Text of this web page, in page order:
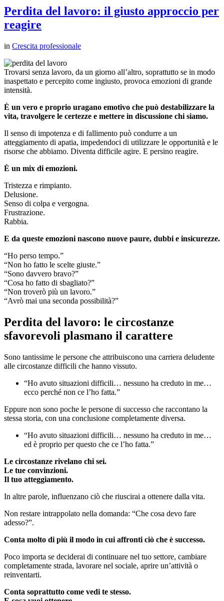
Perdita del lavoro: il giusto approccio per
reagire
in Crescita professionale
Trovarsi senza lavoro, da un giorno all’altro, soprattutto se in modo
inaspettato e percepito come ingiusto, provoca emozioni di grande
intensità.
È un vero e proprio uragano emotivo che può destabilizzare la
vita, travolgere le certezze e mettere in discussione chi siamo.
Il senso di impotenza e di fallimento può condurre a un
atteggiamento di apatia, impedendoci di utilizzare le opportunità e le
risorse che abbiamo. Diventa difficile agire. E persino reagire.
È un mix di emozioni.
Tristezza e rimpianto.
Delusione.
Senso di colpa e vergogna.
Frustrazione.
Rabbia.
E da queste emozioni nascono nuove paure, dubbi e insicurezze.
“Ho perso tempo.”
“Non ho fatto le scelte giuste.”
“Sono davvero bravo?”
“Cosa ho fatto di sbagliato?”
“Non troverò più un lavoro.”
“Avrò mai una seconda possibilità?”
Perdita del lavoro: le circostanze
sfavorevoli plasmano il carattere
Sono tantissime le persone che attribuiscono una carriera deludente
alle circostanze difficili che hanno vissuto.
“Ho avuto situazioni difficili… nessuno ha creduto in me…
ecco perché non ce l’ho fatta.”
Eppure non sono poche le persone di successo che raccontano la
stessa storia, con una conclusione completamente diversa.
“Ho avuto situazioni difficili… nessuno ha creduto in me…
ed è proprio per questo che ce l’ho fatta.”
Le circostanze rivelano chi sei.
Le tue convinzioni.
Il tuo atteggiamento.
In altre parole, influenzano ciò che riuscirai a ottenere dalla vita.
Non restare intrappolato nella domanda: “Che cosa devo fare
adesso?”.
Conta molto di più il modo in cui affronti ciò che è successo.
Poco importa se deciderai di continuare nel tuo settore, cambiare
completamente strada, lavorare nel sociale, aprire un’attività o
reinventarti.
Conta soprattutto come vedi te stesso.